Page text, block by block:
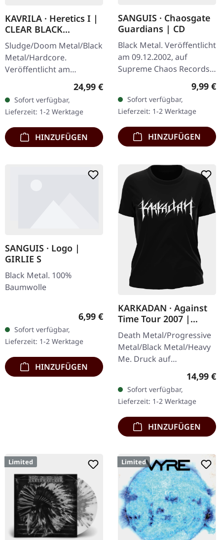
KAVRILA · Heretics I |
CLEAR BLACK
MARBLED LP
Sludge/Doom Metal/Black
Metal/Hardcore.
Veröffentlicht am
30.05.2025, auf Supreme
Clear/Schwarz
marmoriertes Vinyl mit
schwarzen und…
Regulärer Preis:
24,99 €
Sofort verfügbar,
Lieferzeit: 1-2 Werktage
HINZUFÜGEN
SANGUIS · Chaosgate
Guardians | CD
Black Metal. Veröffentlicht
am 09.12.2002, auf
Supreme Chaos Records.
CD im Jewelcase mit 12-
seitigem Booklet. Wenn
österreichischer Black
Metal den…
9,99 €
Sofort verfügbar,
Lieferzeit: 1-2 Werktage
HINZUFÜGEN
SANGUIS · Logo |
GIRLIE S
Black Metal. 100%
Baumwolle
Regulärer Preis:
6,99 €
Sofort verfügbar,
Lieferzeit: 1-2 Werktage
HINZUFÜGEN
KARKADAN · Against
Time Tour 2007 |
GIRLIE
Death Metal/Progressive
Metal/Black Metal/Heavy
Me. Druck auf
Rückseite. Front Logo,
Rückseite: Tourdaten.
100% Baumwolle
14,99 €
Sofort verfügbar,
Lieferzeit: 1-2 Werktage
HINZUFÜGEN
Limited Limited